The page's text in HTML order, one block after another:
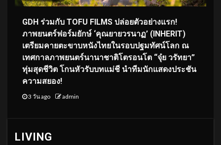
GDH ร่วมกับ TOFU FILMS ปล่อยตัวอย่างแรก!
ภาพยนตร์ฟอร์มยักษ์ ‘คุณยายวรนาฏ’ (INHERIT)
เตรียมคายตะขาบหนังไทยในรอบปฐมทัศน์โลก ณ
เทศกาลภาพยนตร์นานาชาติโตรอนโต “จุ๋ย วรัทยา”
ทุ่มสุดชีวิต โกนหัวรับบทแม่ชี นำทีมนักแสดงประชัน
ความสยอง!
3 วัน ago admin
LIVING